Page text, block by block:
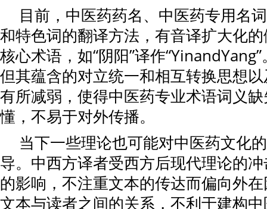
目前，中医药药名、中医药专用名
和特色词的翻译方法，有音译扩大化
核心术语，如“阴阳”译作
但其蕴含的对立统一和相互转换思想
有所减弱，使得中医药专业术语词义
懂，不易于对外传播。
当下一些理论也可能对中医药文化
导。中西方译者受西方后现代理论的
的影响，不注重文本的传达而偏向外
文本与读者之间的关系，不利于建构